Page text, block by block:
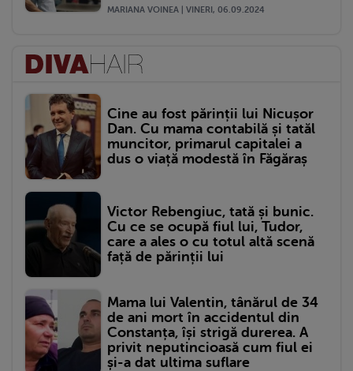
MARIANA VOINEA | VINERI, 06.09.2024
Cine au fost părinții lui Nicușor
Dan. Cu mama contabilă și tatăl
muncitor, primarul capitalei a
dus o viață modestă în Făgăraș
Victor Rebengiuc, tată și bunic.
Cu ce se ocupă fiul lui, Tudor,
care a ales o cu totul altă scenă
față de părinții lui
Mama lui Valentin, tânărul de 34
de ani mort în accidentul din
Constanța, își strigă durerea. A
privit neputincioasă cum fiul ei
și-a dat ultima suflare